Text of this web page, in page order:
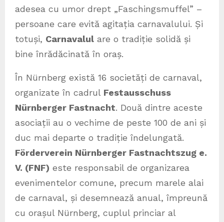
adesea cu umor drept „Faschingsmuffel” –
persoane care evită agitația carnavalului. Și
totuși, Carnavalul are o tradiție solidă și
bine înrădăcinată în oraș.
În Nürnberg există 16 societăți de carnaval,
organizate în cadrul Festausschuss
Nürnberger Fastnacht. Două dintre aceste
asociații au o vechime de peste 100 de ani și
duc mai departe o tradiție îndelungată.
Förderverein Nürnberger Fastnachtszug e.
V. (FNF) este responsabil de organizarea
evenimentelor comune, precum marele alai
de carnaval, și desemnează anual, împreună
cu orașul Nürnberg, cuplul princiar al